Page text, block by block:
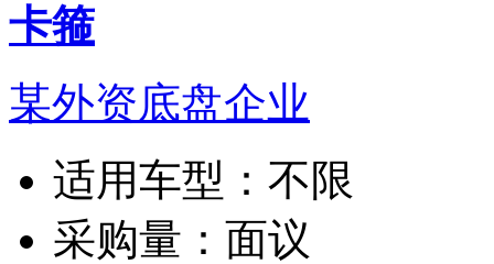
卡箍
某外资底盘企业
适用车型： 不限
采购量： 面议